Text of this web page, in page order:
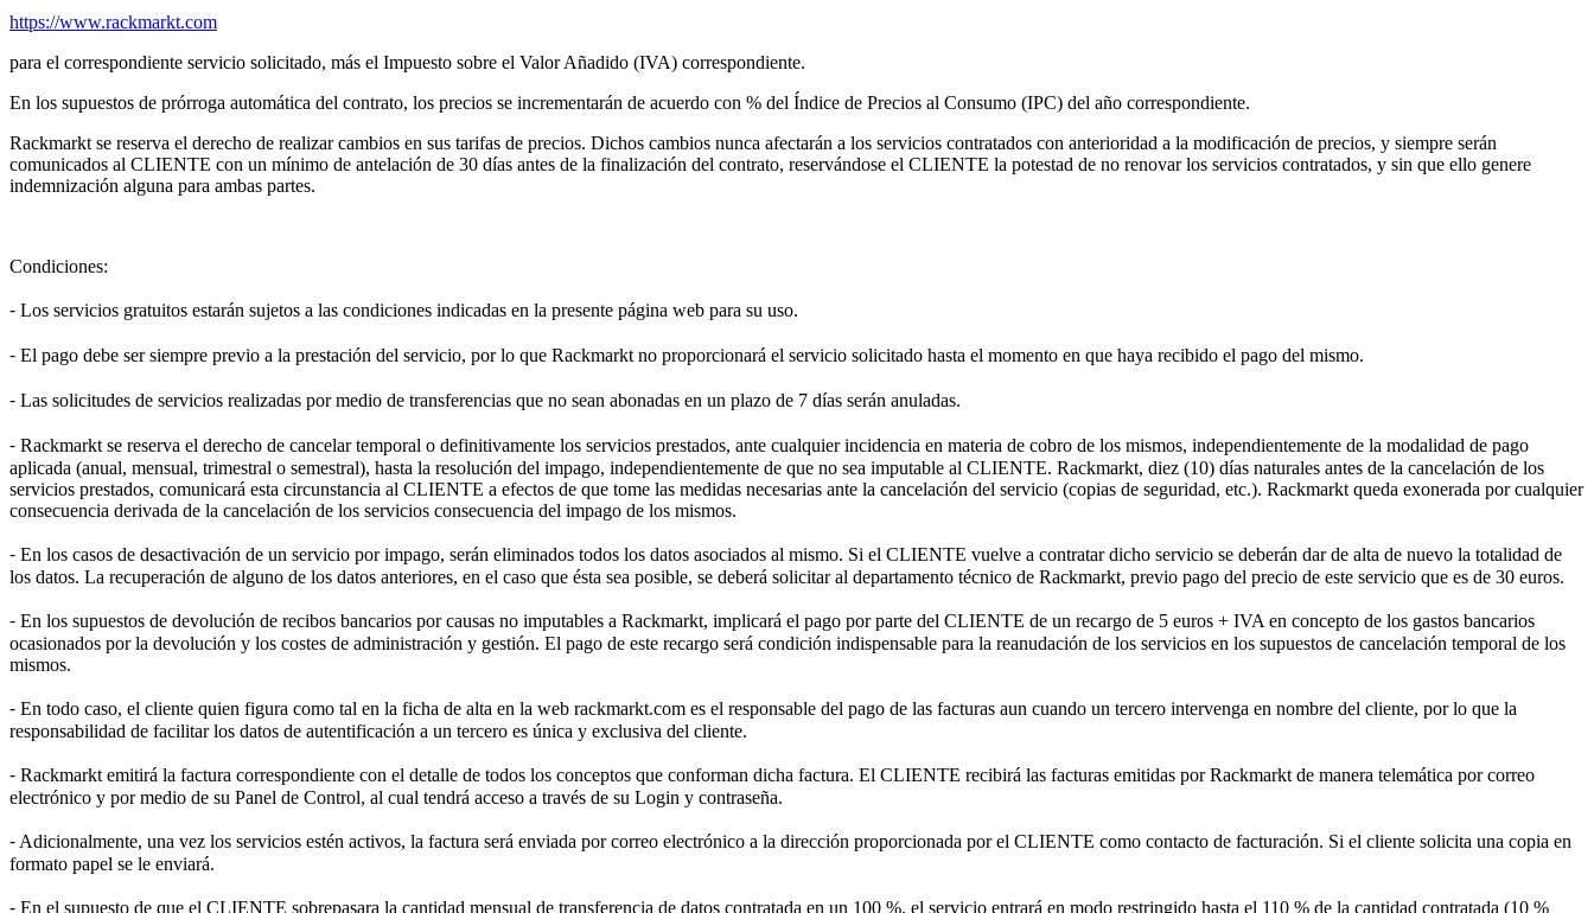
https://www.rackmarkt.com
para el correspondiente servicio solicitado, más el Impuesto sobre el Valor Añadido (IVA) correspondiente.
En los supuestos de prórroga automática del contrato, los precios se incrementarán de acuerdo con % del Índice de Precios al Consumo (IPC) del año correspondiente.
Rackmarkt se reserva el derecho de realizar cambios en sus tarifas de precios. Dichos cambios nunca afectarán a los servicios contratados con anterioridad a la modificación de precios, y siempre serán
comunicados al CLIENTE con un mínimo de antelación de 30 días antes de la finalización del contrato, reservándose el CLIENTE la potestad de no renovar los servicios contratados, y sin que ello genere
indemnización alguna para ambas partes.
Condiciones:
⁃ Los servicios gratuitos estarán sujetos a las condiciones indicadas en la presente página web para su uso.
⁃ El pago debe ser siempre previo a la prestación del servicio, por lo que Rackmarkt no proporcionará el servicio solicitado hasta el momento en que haya recibido el pago del mismo.
⁃ Las solicitudes de servicios realizadas por medio de transferencias que no sean abonadas en un plazo de 7 días serán anuladas.
⁃ Rackmarkt se reserva el derecho de cancelar temporal o definitivamente los servicios prestados, ante cualquier incidencia en materia de cobro de los mismos, independientemente de la modalidad de pago
aplicada (anual, mensual, trimestral o semestral), hasta la resolución del impago, independientemente de que no sea imputable al CLIENTE. Rackmarkt, diez (10) días naturales antes de la cancelación de los
servicios prestados, comunicará esta circunstancia al CLIENTE a efectos de que tome las medidas necesarias ante la cancelación del servicio (copias de seguridad, etc.). Rackmarkt queda exonerada por cualquier
consecuencia derivada de la cancelación de los servicios consecuencia del impago de los mismos.
⁃ En los casos de desactivación de un servicio por impago, serán eliminados todos los datos asociados al mismo. Si el CLIENTE vuelve a contratar dicho servicio se deberán dar de alta de nuevo la totalidad de
los datos. La recuperación de alguno de los datos anteriores, en el caso que ésta sea posible, se deberá solicitar al departamento técnico de Rackmarkt, previo pago del precio de este servicio que es de 30 euros.
⁃ En los supuestos de devolución de recibos bancarios por causas no imputables a Rackmarkt, implicará el pago por parte del CLIENTE de un recargo de 5 euros + IVA en concepto de los gastos bancarios
ocasionados por la devolución y los costes de administración y gestión. El pago de este recargo será condición indispensable para la reanudación de los servicios en los supuestos de cancelación temporal de los
mismos.
⁃ En todo caso, el cliente quien figura como tal en la ficha de alta en la web rackmarkt.com es el responsable del pago de las facturas aun cuando un tercero intervenga en nombre del cliente, por lo que la
responsabilidad de facilitar los datos de autentificación a un tercero es única y exclusiva del cliente.
⁃ Rackmarkt emitirá la factura correspondiente con el detalle de todos los conceptos que conforman dicha factura. El CLIENTE recibirá las facturas emitidas por Rackmarkt de manera telemática por correo
electrónico y por medio de su Panel de Control, al cual tendrá acceso a través de su Login y contraseña.
⁃ Adicionalmente, una vez los servicios estén activos, la factura será enviada por correo electrónico a la dirección proporcionada por el CLIENTE como contacto de facturación. Si el cliente solicita una copia en
formato papel se le enviará.
⁃ En el supuesto de que el CLIENTE sobrepasara la cantidad mensual de transferencia de datos contratada en un 100 %, el servicio entrará en modo restringido hasta el 110 % de la cantidad contratada (10 %